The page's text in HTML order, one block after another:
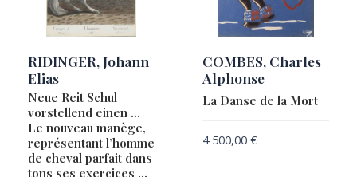
MONTALBODDO, Fracanzano da
MOULLART-SANSON, Pierre
MÜNSTER, Sebastian
NOLIN Jean-Baptiste / CORONELLI, Vincenzo
NOLIN, Jean-Baptiste
OBERLIN, Edouard
ORTELIUS, Abraham
RIDINGER, Johann
Elias
Neue Reit Schul
vorstellend einen …
Le nouveau manège,
représentant l’homme
de cheval parfait dans
tons ses exercices …
COMBES, Charles
Alphonse
La Danse de la Mort
4 500,00 €